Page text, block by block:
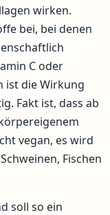
wirken.
bei, bei denen
C oder
ist die Wirkung
Fakt ist, dass ab
vegan, es wird
Fischen
soll so ein